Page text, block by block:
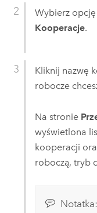
Wybierz opcję
Kooperacje.
Kliknij nazwę
robocze
Na stronie
wyświetlona
kooperacji
roboczą, tryb
Notatka: